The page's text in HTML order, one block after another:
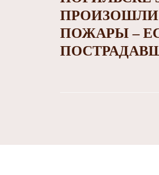
ПРОИЗОШЛИ
ПОЖАРЫ –